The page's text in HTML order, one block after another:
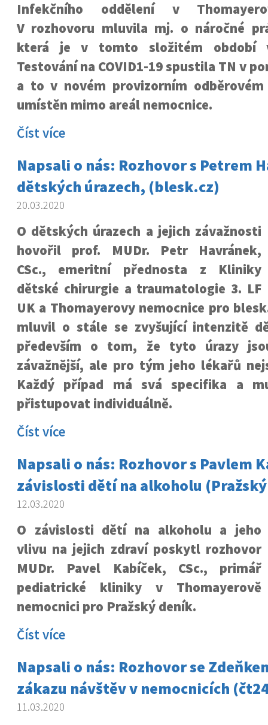
Infekčního oddělení v
V rozhovoru mluvila mj. o náročné
která je v tomto složitém období
Testování na COVID1-19 spustila TN v
a to v novém provizorním
umístěn mimo areál nemocnice.
Číst více
Napsali o nás: Rozhovor s Petrem
dětských úrazech, (blesk.cz)
20.03.2020
O dětských úrazech a jejich závažnosti
hovořil prof. MUDr. Petr Havránek,
CSc., emeritní přednosta z Kliniky
dětské chirurgie a traumatologie 3. LF
UK a Thomayerovy nemocnice pro
mluvil o stále se zvyšující intenzitě
především o tom, že tyto úrazy
závažnější, ale pro tým jeho lékařů
Každý případ má svá specifika a
přistupovat individuálně.
Číst více
Napsali o nás: Rozhovor s Pavlem
závislosti dětí na alkoholu
12.03.2020
O závislosti dětí na alkoholu a jeho
vlivu na jejich zdraví poskytl rozhovor
MUDr. Pavel Kabíček, CSc., primář
pediatrické kliniky v Thomayerově
nemocnici pro Pražský deník.
Číst více
Napsali o nás: Rozhovor se
zákazu návštěv v nemocnicích
11.03.2020